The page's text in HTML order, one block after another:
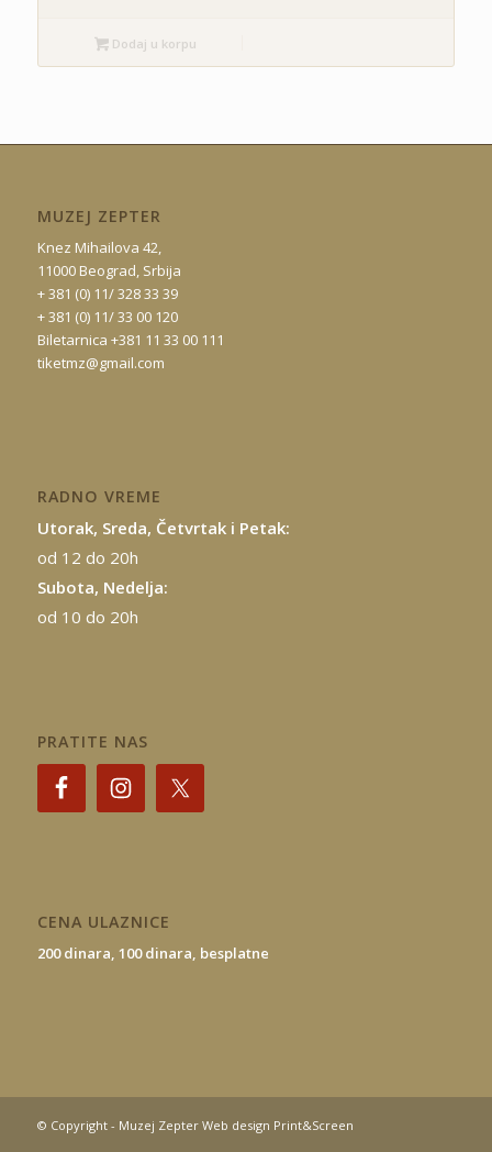
Dodaj u korpu
MUZEJ ZEPTER
Knez Mihailova 42,
11000 Beograd, Srbija
+ 381 (0) 11/ 328 33 39
+ 381 (0) 11/ 33 00 120
Biletarnica +381 11 33 00 111
tiketmz@gmail.com
RADNO VREME
Utorak, Sreda, Četvrtak i Petak:
od 12 do 20h
Subota, Nedelja:
od 10 do 20h
PRATITE NAS
CENA ULAZNICE
200 dinara, 100 dinara, besplatne
© Copyright - Muzej Zepter Web design Print&Screen